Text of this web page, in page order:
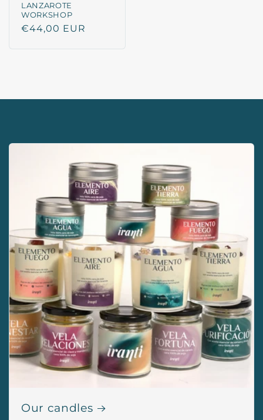
LANZAROTE
WORKSHOP
Regular
€44,00 EUR
Our candles